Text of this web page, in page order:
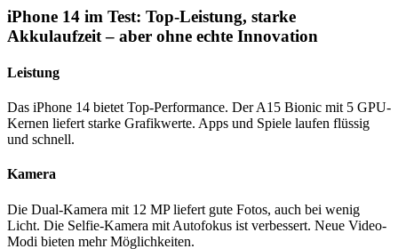
iPhone 14 im Test: Top-Leistung, starke
Akkulaufzeit – aber ohne echte Innovation
Leistung
Das iPhone 14 bietet Top-Performance. Der A15 Bionic mit 5 GPU-
Kernen liefert starke Grafikwerte. Apps und Spiele laufen flüssig
und schnell.
Kamera
Die Dual-Kamera mit 12 MP liefert gute Fotos, auch bei wenig
Licht. Die Selfie-Kamera mit Autofokus ist verbessert. Neue Video-
Modi bieten mehr Möglichkeiten.